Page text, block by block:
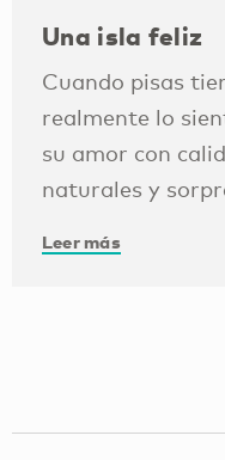
Una isla feliz
Cuando pisas
realmente lo
su amor con
naturales y
Leer más